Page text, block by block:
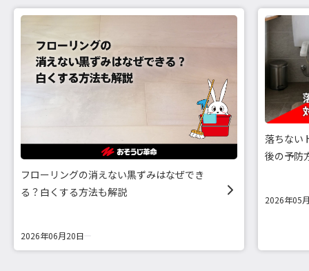
フローリングの消えない黒ずみはなぜでき
る？白くする方法も解説
2026年06月20日
落ちない
後の予防
2026年05